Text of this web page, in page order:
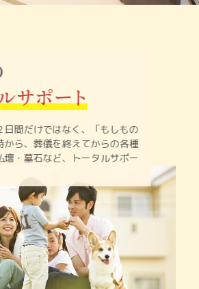
の２日間だけではなく、「もしもの
の時から、葬儀を終えてからの各種
、仏壇・墓石など、トータルサポー